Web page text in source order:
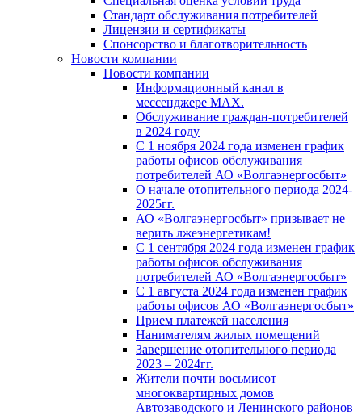
Стандарт обслуживания потребителей
Лицензии и сертификаты
Спонсорство и благотворительность
Новости компании
Новости компании
Информационный канал в
мессенджере MAX.
Обслуживание граждан-потребителей
в 2024 году
С 1 ноября 2024 года изменен график
работы офисов обслуживания
потребителей АО «Волгаэнергосбыт»
О начале отопительного периода 2024-
2025гг.
АО «Волгаэнергосбыт» призывает не
верить лжеэнергетикам!
С 1 сентября 2024 года изменен график
работы офисов обслуживания
потребителей АО «Волгаэнергосбыт»
С 1 августа 2024 года изменен график
работы офисов АО «Волгаэнергосбыт»
Прием платежей населения
Нанимателям жилых помещений
Завершение отопительного периода
2023 – 2024гг.
Жители почти восьмисот
многоквартирных домов
Автозаводского и Ленинского районов